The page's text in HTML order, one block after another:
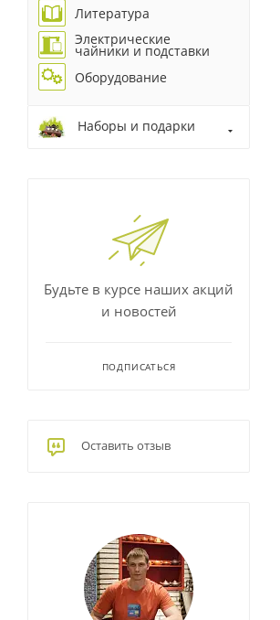
Литература
Электрические
чайники и подставки
Оборудование
Наборы и подарки
Будьте в курсе наших акций
и новостей
ПОДПИСАТЬСЯ
Оставить отзыв